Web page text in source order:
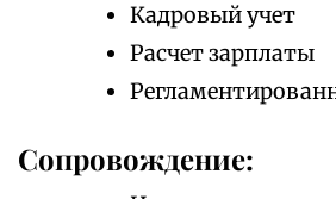
Кадровый учет
Расчет зарплаты
Сопровождение: